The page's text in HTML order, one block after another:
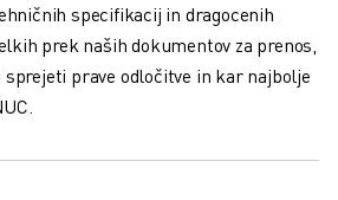
specifikacij in dragocenih
prek naših dokumentov za prenos,
sprejeti prave odločitve in kar najbolje